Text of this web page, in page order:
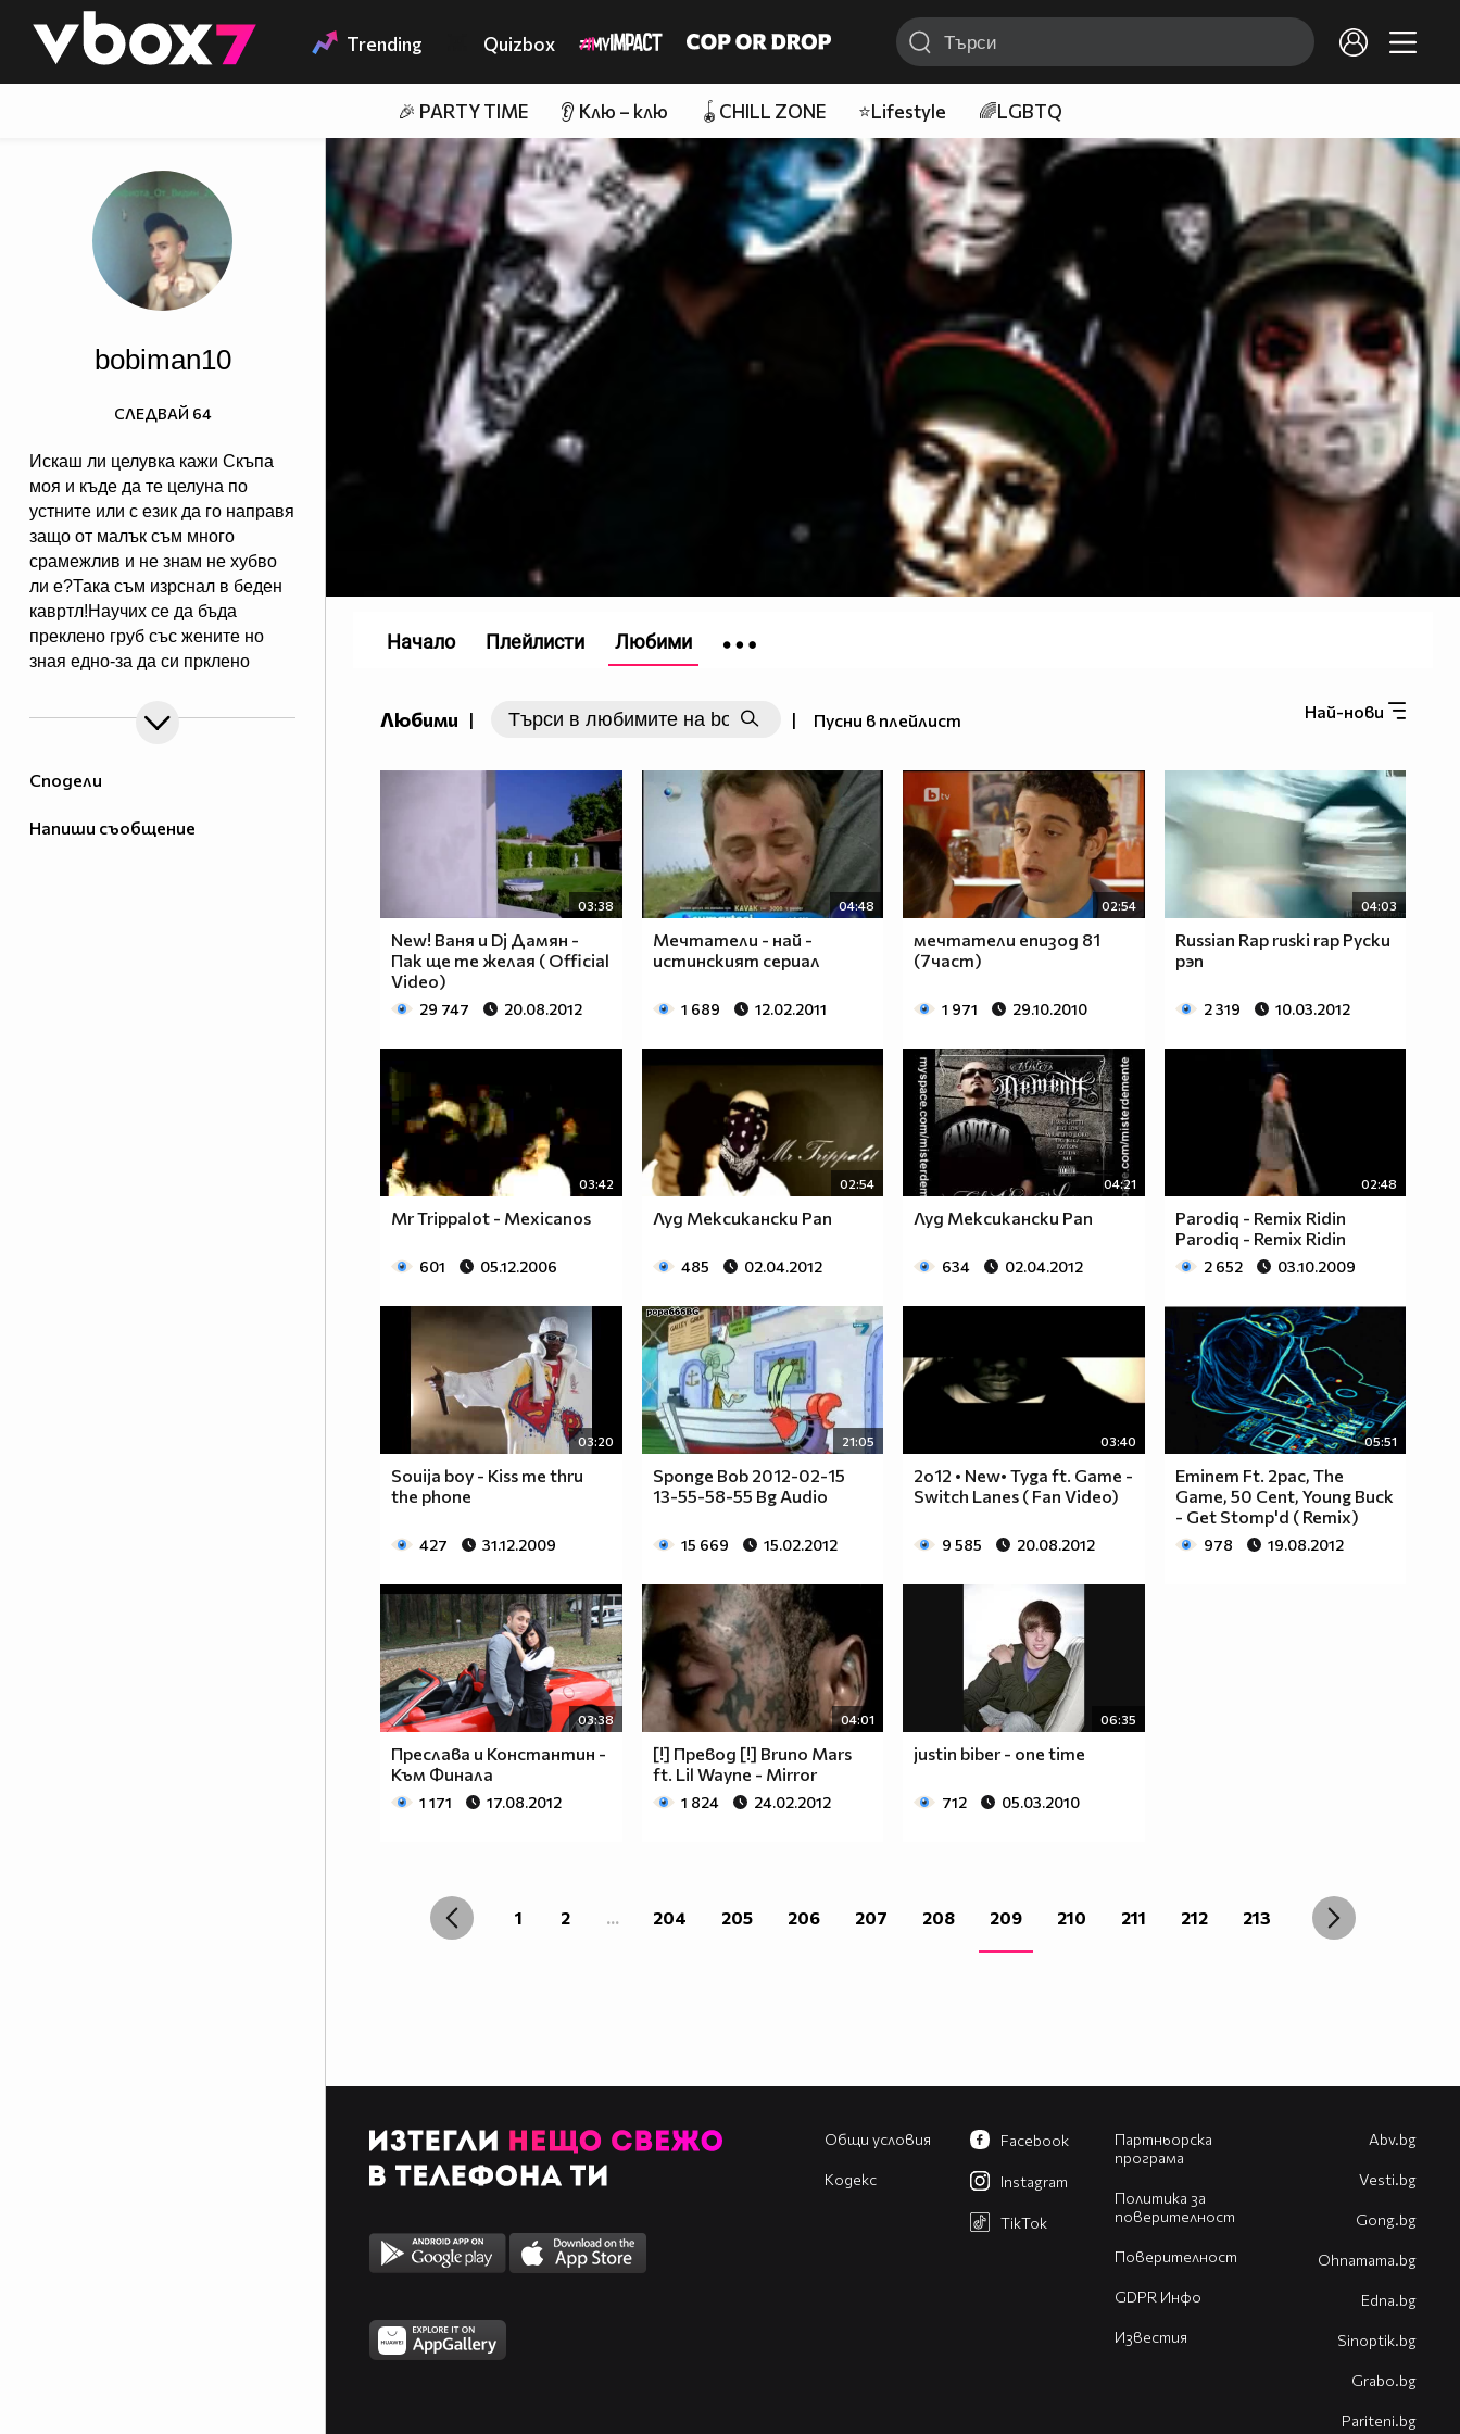
👾 Trending Quizbox
🎉 PARTY TIME 👂 Клю – клю 🪀CHILL ZONE ⭐Lifestyle 🌈LGBTQ
Сподели
Напиши съобщение
bobiman10
Искаш ли целувка кажи Скъпа
моя и къде да те целуна по
устните или с език да го направя
защо от малък съм много
срaмeжлив и не знам не хубво
ли e?Така съм изрснал в беден
кавртл!Научих се да бъда
преклено груб със жените но
зная едно-за да си прклено
сърце една рап песен на
Боби_Табелката по прякор
СЛЕДВАЙ 64
Любими | | Пусни в плейлист Най-нови
03:38
New! Ваня и Dj Дамян -
Пак ще те желая ( Official
Video)
29 747 20.08.2012
04:48
Мечтатели - най -
истинският сериал
1 689 12.02.2011
02:54
мечтатели епизод 81
(7част)
1 971 29.10.2010
04:03
Russian Rap ruski rap Руски
рэп
2 319 10.03.2012
03:42
Mr Trippalot - Mexicanos
601 05.12.2006
02:54
Луд Мексикански Рап
485 02.04.2012
04:21
Луд Мексикански Рап
634 02.04.2012
02:48
Parodiq - Remix Ridin
Parodiq - Remix Ridin
2 652 03.10.2009
03:20
Souija boy - Kiss me thru
the phone
427 31.12.2009
21:05
Sponge Bob 2012-02-15
13-55-58-55 Bg Audio
15 669 15.02.2012
03:40
2o12 • New• Tyga ft. Game -
Switch Lanes ( Fan Video)
9 585 20.08.2012
05:51
Eminem Ft. 2pac, The
Game, 50 Cent, Young Buck
- Get Stomp'd ( Remix)
978 19.08.2012
03:38
Преслава и Константин -
Към Финала
1 171 17.08.2012
04:01
[!] Превод [!] Bruno Mars
ft. Lil Wayne - Mirror
1 824 24.02.2012
06:35
justin biber - one time
712 05.03.2010
1 2 ... 204 205 206 207 208 209 210 211 212 213
Начало Плейлисти Любими
Общи условия
Кодекс
Партньорска
програма
Политика за
поверителност
Поверителност
GDPR Инфо
Известия
Facebook
Instagram
TikTok
Abv.bg
Vesti.bg
Gong.bg
Оhnamama.bg
Edna.bg
Sinoptik.bg
Grabo.bg
Pariteni.bg